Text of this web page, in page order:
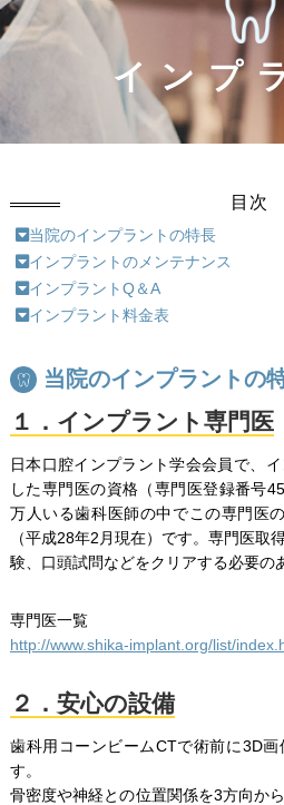
インプ
目次
当院のインプラントの特長
インプラントのメンテナンス
インプラントQ＆A
インプラント料金表
当院のインプラントの
１．インプラント専門医
日本口腔インプラント学会会員で、
した専門医の資格（専門医登録番号
万人いる歯科医師の中でこの専門医
（平成28年2月現在）です。専門医取
験、口頭試問などをクリアする必要の
専門医一覧
http://www.shika-implant.org/list/
２．安心の設備
歯科用コーンビームCTで術前に3D
す。
骨密度や神経との位置関係を3方向か